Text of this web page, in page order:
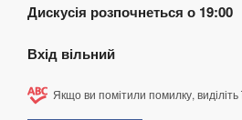
Дискусія розпочнеться о 19:00
Вхід вільний
Якщо ви помітили помилку, виділіть